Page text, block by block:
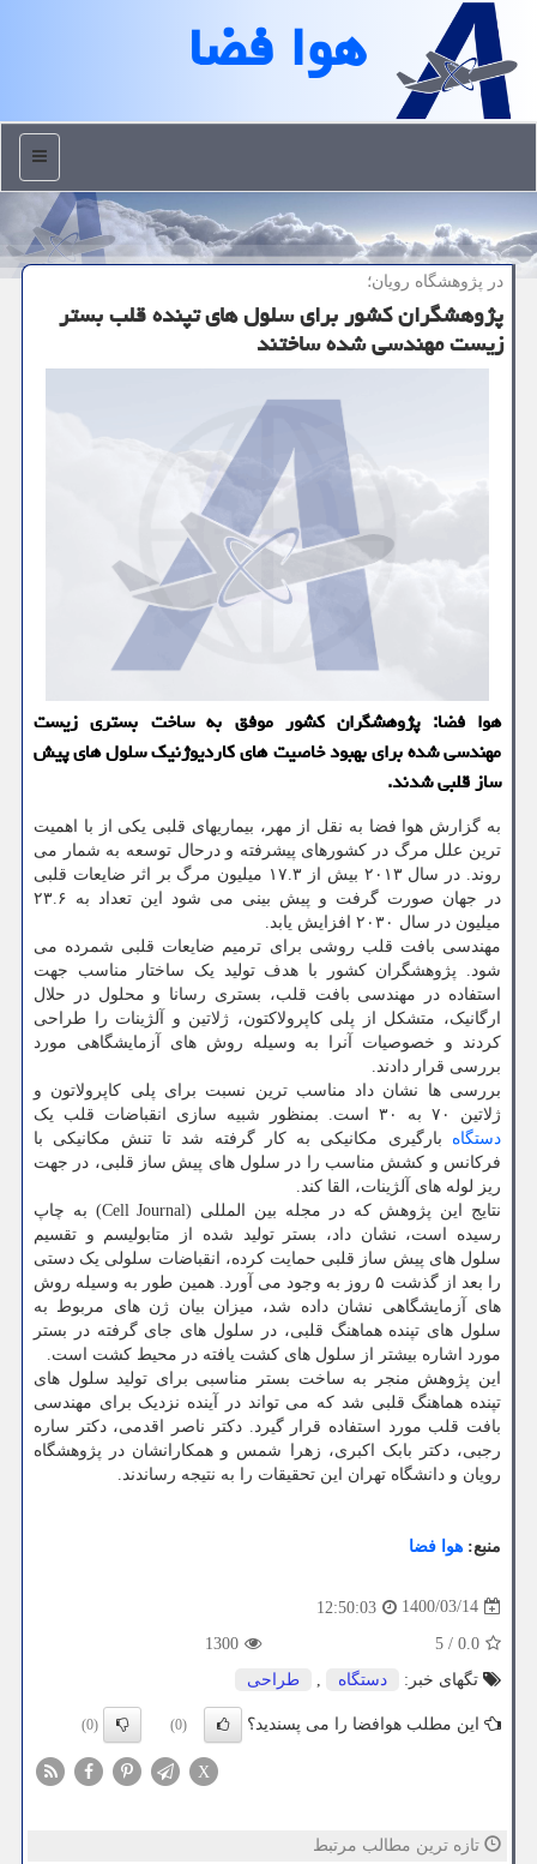
هوا فضا
منو
در پژوهشگاه رویان؛
پژوهشگران كشور برای سلول های تپنده قلب بستر
زیست مهندسی شده ساختند
هوا فضا: پژوهشگران کشور موفق به ساخت بستری زیست
مهندسی شده برای بهبود خاصیت های کاردیوژنیک سلول های پیش
ساز قلبی شدند.
به گزارش هوا فضا به نقل از مهر، بیماریهای قلبی یکی از با اهمیت
ترین علل مرگ در کشورهای پیشرفته و درحال توسعه به شمار می
روند. در سال ۲۰۱۳ بیش از ۱۷.۳ میلیون مرگ بر اثر ضایعات قلبی
در جهان صورت گرفت و پیش بینی می شود این تعداد به ۲۳.۶
میلیون در سال ۲۰۳۰ افزایش یابد.
مهندسی بافت قلب روشی برای ترمیم ضایعات قلبی شمرده می
شود. پژوهشگران کشور با هدف تولید یک ساختار مناسب جهت
استفاده در مهندسی بافت قلب، بستری رسانا و محلول در حلال
ارگانیک، متشکل از پلی کاپرولاکتون، ژلاتین و آلژینات را طراحی
کردند و خصوصیات آنرا به وسیله روش های آزمایشگاهی مورد
بررسی قرار دادند.
بررسی ها نشان داد مناسب ترین نسبت برای پلی کاپرولاتون و
ژلاتین ۷۰ به ۳۰ است. بمنظور شبیه سازی انقباضات قلب یک
دستگاه بارگیری مکانیکی به کار گرفته شد تا تنش مکانیکی با
فرکانس و کشش مناسب را در سلول های پیش ساز قلبی، در جهت
ریز لوله های آلژینات، القا کند.
نتایج این پژوهش که در مجله بین المللی (Cell Journal) به چاپ
رسیده است، نشان داد، بستر تولید شده از متابولیسم و تقسیم
سلول های پیش ساز قلبی حمایت کرده، انقباضات سلولی یک دستی
را بعد از گذشت ۵ روز به وجود می آورد. همین طور به وسیله روش
های آزمایشگاهی نشان داده شد، میزان بیان ژن های مربوط به
سلول های تپنده هماهنگ قلبی، در سلول های جای گرفته در بستر
مورد اشاره بیشتر از سلول های کشت یافته در محیط کشت است.
این پژوهش منجر به ساخت بستر مناسبی برای تولید سلول های
تپنده هماهنگ قلبی شد که می تواند در آینده نزدیک برای مهندسی
بافت قلب مورد استفاده قرار گیرد. دکتر ناصر اقدمی، دکتر ساره
رجبی، دکتر بابک اکبری، زهرا شمس و همکارانشان در پژوهشگاه
رویان و دانشگاه تهران این تحقیقات را به نتیجه رساندند.
منبع: هوا فضا
1400/03/14
12:50:03
0.0
/
5
1300
تگهای خبر:
دستگاه , طراحی
این مطلب هوافضا را می پسندید؟ (0)
(0)
X
تازه ترین مطالب مرتبط